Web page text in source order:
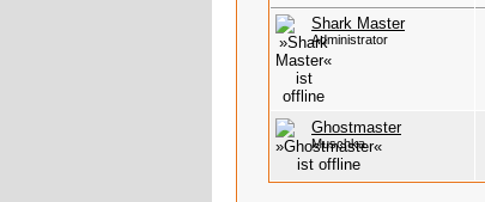
Shark Master
Administrator
Ghostmaster
Muschka